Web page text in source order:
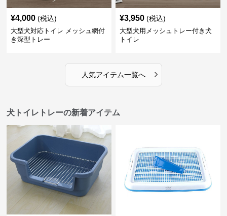
¥4,000 (税込)
大型犬対応トイレ メッシュ網付
き深型トレー
¥3,950 (税込)
大型犬用メッシュトレー付き犬
トイレ
人気アイテム一覧へ ›
犬トイレトレーの新着アイテム